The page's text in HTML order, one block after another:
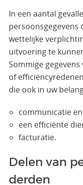
In een aantal
persoonsgegevens
wettelijke
uitvoering te
Sommige
of
die ook in uw
communicatie
een efficiënte
facturatie.
Delen van
derden